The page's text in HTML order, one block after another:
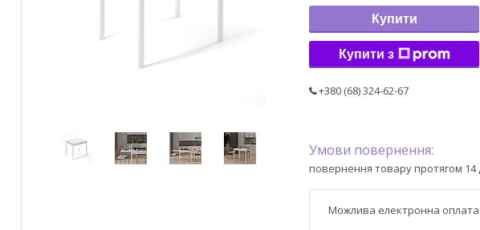
Купити
Купити з
+380 (68) 324-62-67
повернення товару протягом 14